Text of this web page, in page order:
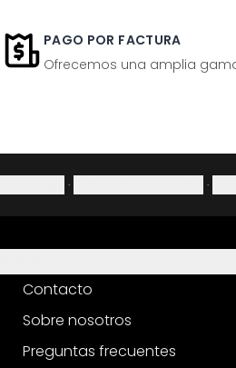
PAGO POR FACTURA
Ofrecemos una amplia
· ·
Contacto
Sobre nosotros
Preguntas frecuentes